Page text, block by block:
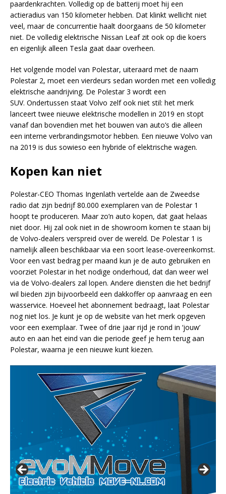
paardenkrachten. Volledig op de batterij moet hij een
actieradius van 150 kilometer hebben. Dat klinkt wellicht niet
veel, maar de concurrentie haalt doorgaans de 50 kilometer
niet. De volledig elektrische Nissan Leaf zit ook op die koers
en eigenlijk alleen Tesla gaat daar overheen.
Het volgende model van Polestar, uiteraard met de naam
Polestar 2, moet een vierdeurs sedan worden met een volledig
elektrische aandrijving. De Polestar 3 wordt een
SUV. Ondertussen staat Volvo zelf ook niet stil: het merk
lanceert twee nieuwe elektrische modellen in 2019 en stopt
vanaf dan bovendien met het bouwen van auto’s die alleen
een interne verbrandingsmotor hebben. Een nieuwe Volvo van
na 2019 is dus sowieso een hybride of elektrische wagen.
Kopen kan niet
Polestar-CEO Thomas Ingenlath vertelde aan de Zweedse
radio dat zijn bedrijf 80.000 exemplaren van de Polestar 1
hoopt te produceren. Maar zo’n auto kopen, dat gaat helaas
niet door. Hij zal ook niet in de showroom komen te staan bij
de Volvo-dealers verspreid over de wereld. De Polestar 1 is
namelijk alleen beschikbaar via een soort lease-overeenkomst.
Voor een vast bedrag per maand kun je de auto gebruiken en
voorziet Polestar in het nodige onderhoud, dat dan weer wel
via de Volvo-dealers zal lopen. Andere diensten die het bedrijf
wil bieden zijn bijvoorbeeld een dakkoffer op aanvraag en een
wasservice. Hoeveel het abonnement bedraagt, laat Polestar
nog niet los. Je kunt je op de website van het merk opgeven
voor een exemplaar. Twee of drie jaar rijd je rond in ‘jouw’
auto en aan het eind van die periode geef je hem terug aan
Polestar, waarna je een nieuwe kunt kiezen.